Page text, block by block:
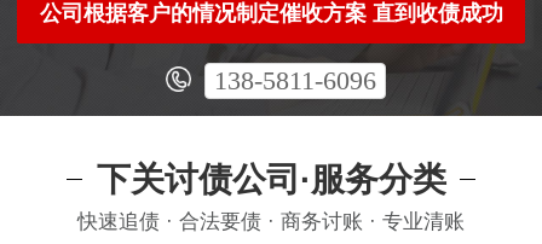
公司根据客户的情况制定催收方案 直到收债成功
138-5811-6096
下关讨债公司·服务分类
快速追债 · 合法要债 · 商务讨账 · 专业清账